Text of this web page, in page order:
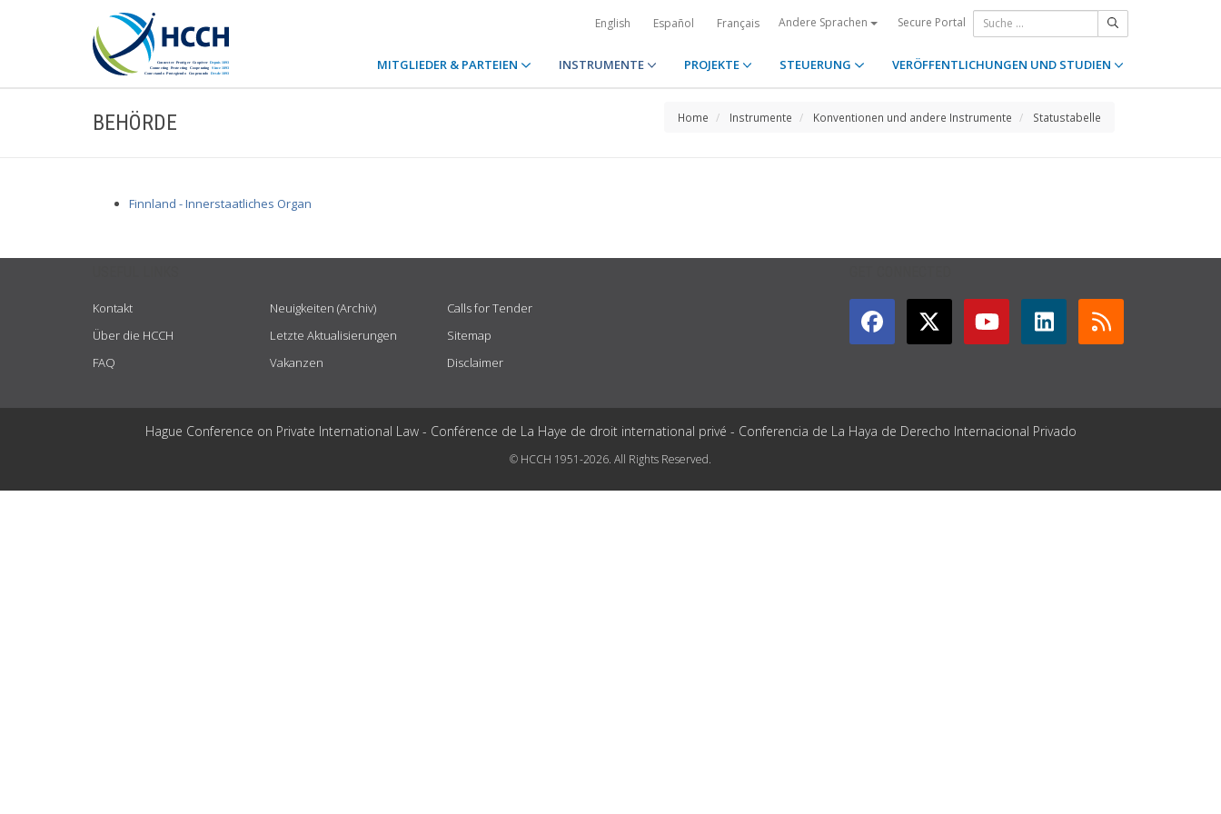
English Español Français Andere Sprachen Secure Portal
MITGLIEDER & PARTEIEN INSTRUMENTE PROJEKTE STEUERUNG VERÖFFENTLICHUNGEN UND STUDIEN
BEHÖRDE Home Instrumente Konventionen und andere Instrumente Statustabelle
Finnland - Innerstaatliches Organ
Kontakt
Über die HCCH
FAQ
Neuigkeiten (Archiv)
Letzte Aktualisierungen
Vakanzen
Calls for Tender
Sitemap
Disclaimer
Hague Conference on Private International Law - Conférence de La Haye de droit international privé - Conferencia de La Haya de Derecho Internacional Privado
© HCCH 1951-2026. All Rights Reserved.